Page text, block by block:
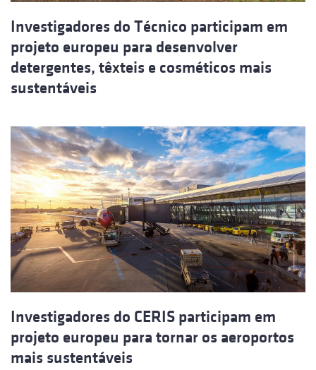
Investigadores do Técnico participam em
projeto europeu para desenvolver
detergentes, têxteis e cosméticos mais
sustentáveis
Investigadores do CERIS participam em
projeto europeu para tornar os aeroportos
mais sustentáveis